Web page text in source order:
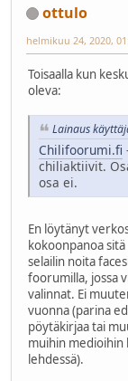
ottulo
helmikuu 24, 2020,
Toisaalla kun
oleva:
Lainaus
Chilifoorumi.fi
chiliaktiivit.
osa ei.
En löytänyt
kokoonpanoa
selailin noita
foorumilla, jossa
valinnat. Ei
vuonna (parina
pöytäkirjaa tai
muihin medioihin
lehdessä).